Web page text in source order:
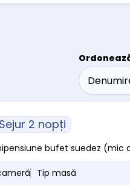
Sejur 2 nopți
bufet suedez (mic
Tip masă